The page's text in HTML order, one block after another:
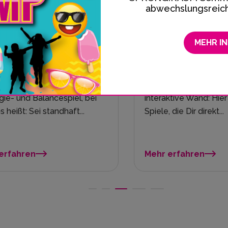
MEHR
SPORT.CATCH im
SPRUNG.RAUM Kiel
SPORT CATCH in Kiel ist eine
interaktive Wand: Hier gibt es viele
Spiele, die Dir direkt...
Mehr erfahren
Auf
Der
Mehr